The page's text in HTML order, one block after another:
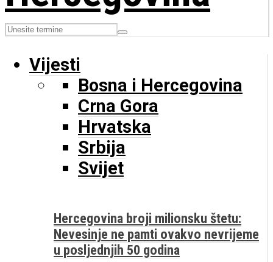
Vijesti
Bosna i Hercegovina
Crna Gora
Hrvatska
Srbija
Svijet
Hercegovina broji milionsku štetu:
Nevesinje ne pamti ovakvo nevrijeme
u posljednjih 50 godina